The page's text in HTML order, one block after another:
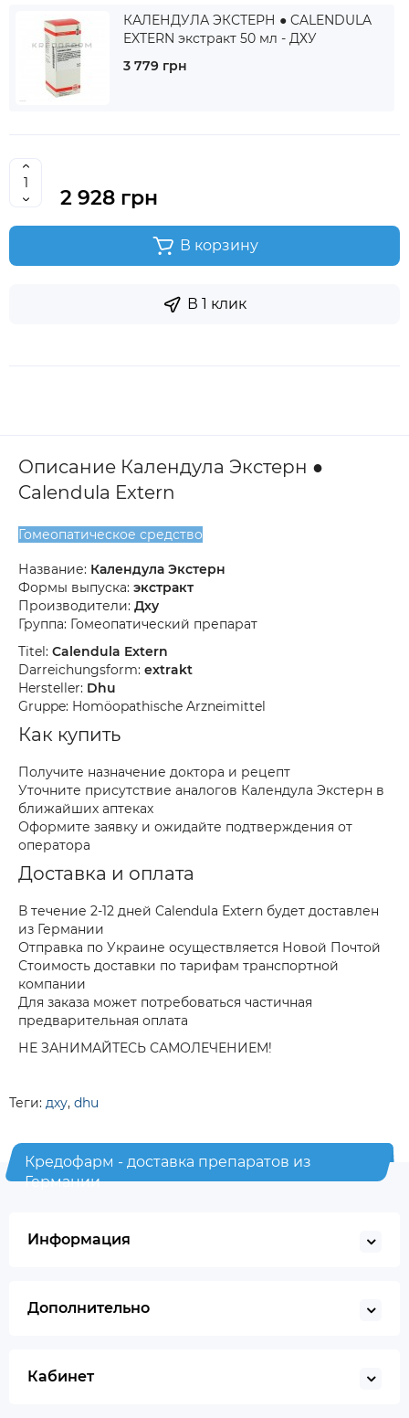
КАЛЕНДУЛА ЭКСТЕРН ● CALENDULA
EXTERN экстракт 50 мл - ДХУ
3 779 грн
2 928 грн
В корзину
В 1 клик
Описание Календула Экстерн ●
Calendula Extern
Гомеопатическое средство
Название: Календула Экстерн
Формы выпуска: экстракт
Производители: Дху
Группа: Гомеопатический препарат
Titel: Calendula Extern
Darreichungsform: extrakt
Hersteller: Dhu
Gruppe: Homöopathische Arzneimittel
Как купить
Получите назначение доктора и рецепт
Уточните присутствие аналогов Календула Экстерн в
ближайших аптеках
Оформите заявку и ожидайте подтверждения от
оператора
Доставка и оплата
В течение 2-12 дней Calendula Extern будет доставлен
из Германии
Отправка по Украине осуществляется Новой Почтой
Стоимость доставки по тарифам транспортной
компании
Для заказа может потребоваться частичная
предварительная оплата
НЕ ЗАНИМАЙТЕСЬ САМОЛЕЧЕНИЕМ!
Теги: дху, dhu
Кредофарм - доставка препаратов из
Германии
Информация
Дополнительно
Кабинет